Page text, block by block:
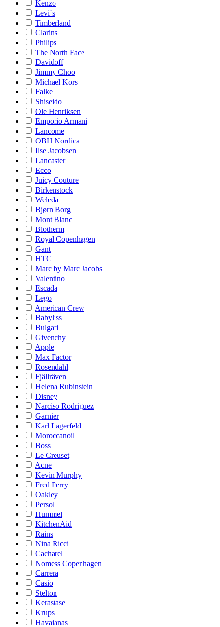
Kenzo
Levi´s
Timberland
Clarins
Philips
The North Face
Davidoff
Jimmy Choo
Michael Kors
Falke
Shiseido
Ole Henriksen
Emporio Armani
Lancome
OBH Nordica
Ilse Jacobsen
Lancaster
Ecco
Juicy Couture
Birkenstock
Weleda
Bjørn Borg
Mont Blanc
Biotherm
Royal Copenhagen
Gant
HTC
Marc by Marc Jacobs
Valentino
Escada
Lego
American Crew
Babyliss
Bulgari
Givenchy
Apple
Max Factor
Rosendahl
Fjällräven
Helena Rubinstein
Disney
Narciso Rodriguez
Garnier
Karl Lagerfeld
Moroccanoil
Boss
Le Creuset
Acne
Kevin Murphy
Fred Perry
Oakley
Persol
Hummel
KitchenAid
Rains
Nina Ricci
Cacharel
Nomess Copenhagen
Carrera
Casio
Stelton
Kerastase
Krups
Havaianas